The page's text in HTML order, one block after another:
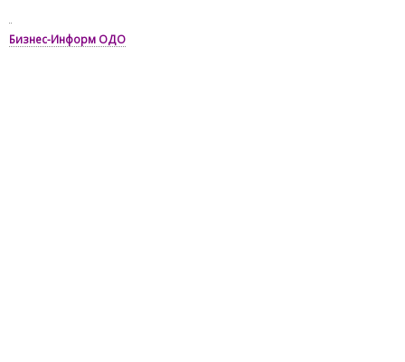
Бизнес-Информ ОДО